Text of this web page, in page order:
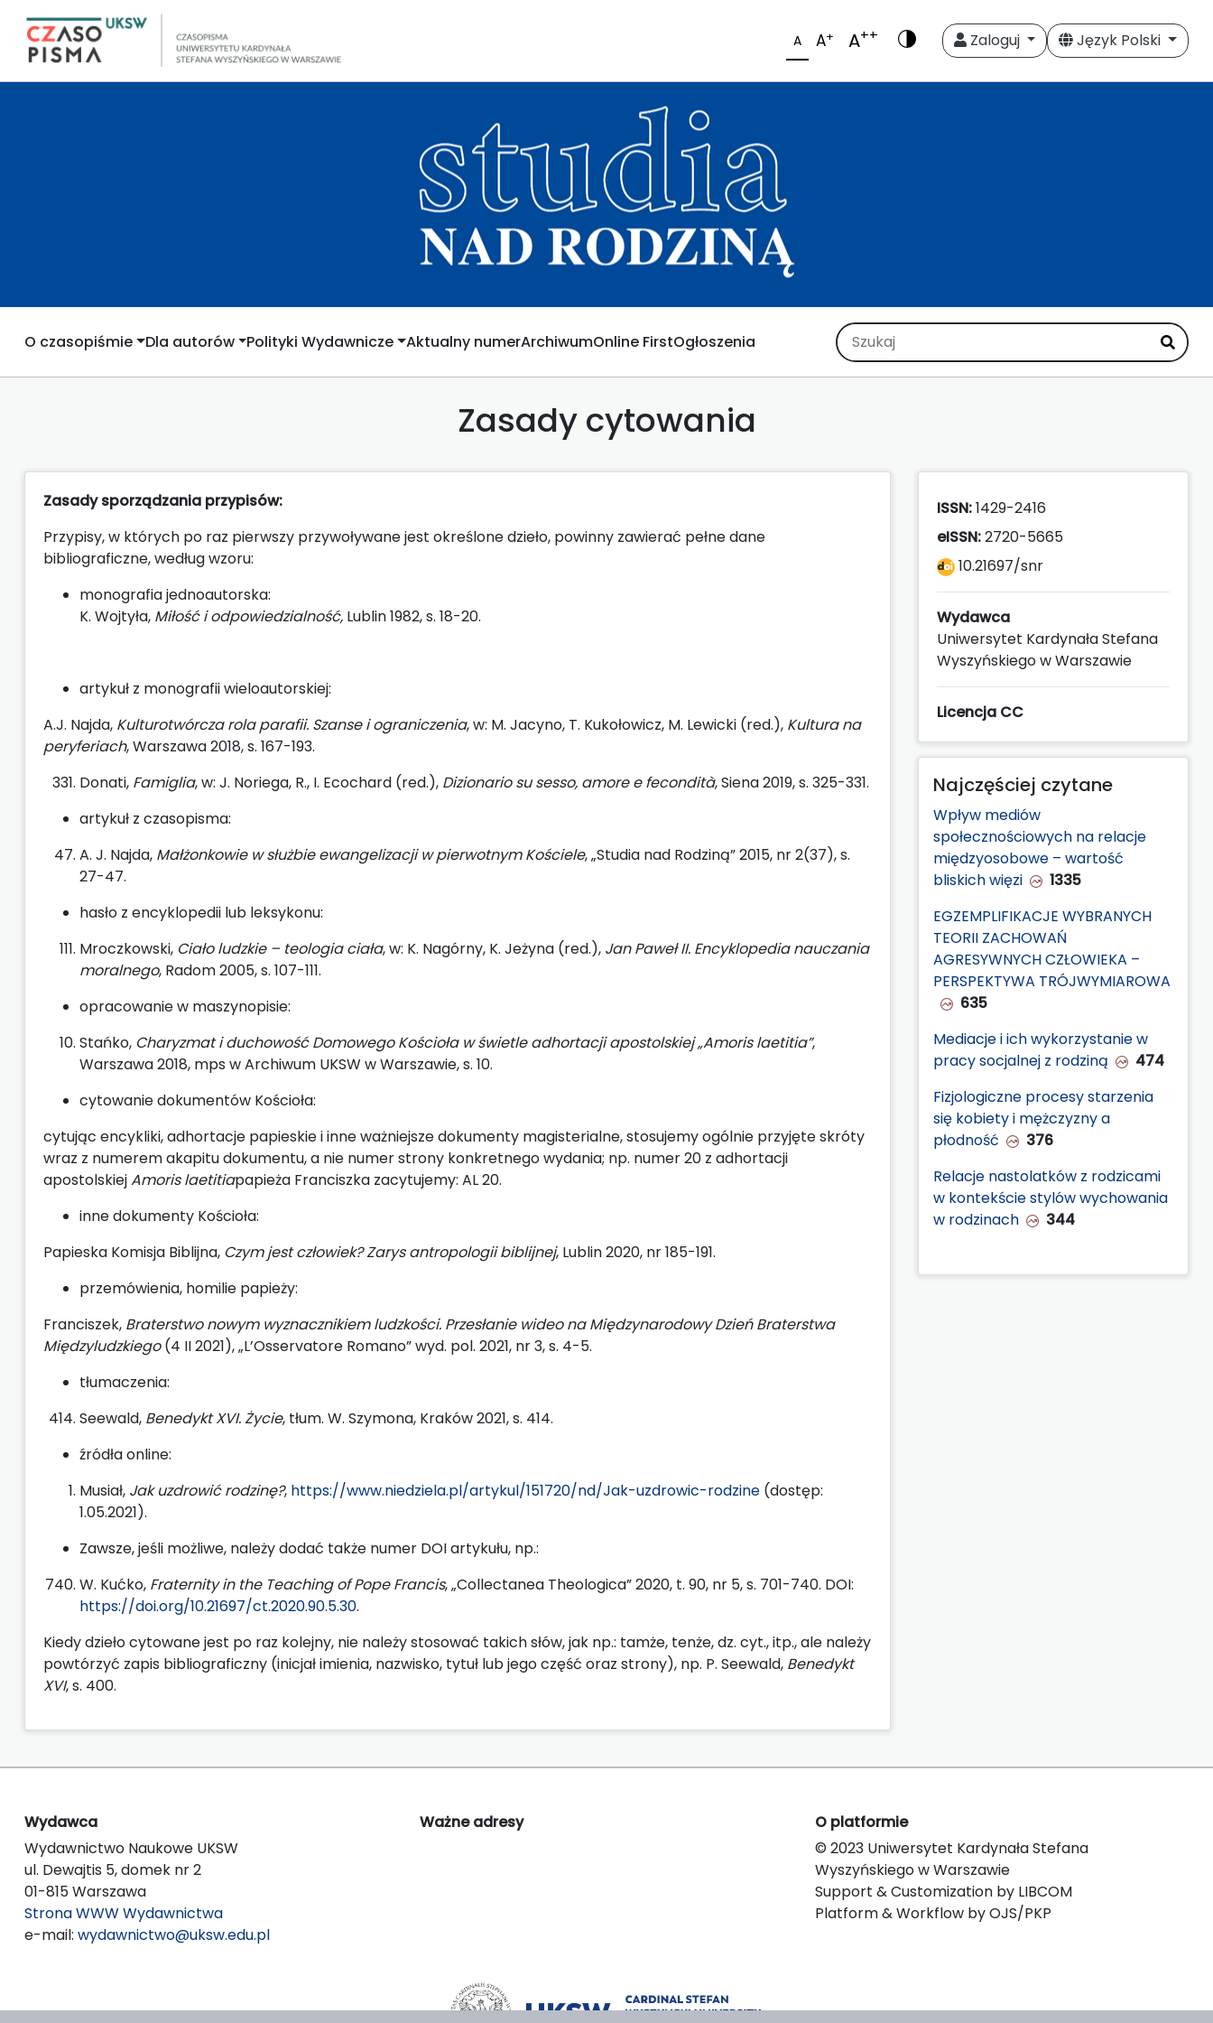
A A+ A++ Zaloguj Język Polski
O czasopiśmie Dla autorów Polityki Wydawnicze Aktualny numerArchiwumOnline FirstOgłoszenia
Zasady cytowania
Zasady sporządzania przypisów:
Przypisy, w których po raz pierwszy przywoływane jest określone dzieło, powinny zawierać pełne dane
bibliograficzne, według wzoru:
monografia jednoautorska:
K. Wojtyła, Miłość i odpowiedzialność, Lublin 1982, s. 18-20.
artykuł z monografii wieloautorskiej:
A.J. Najda, Kulturotwórcza rola parafii. Szanse i ograniczenia, w: M. Jacyno, T. Kukołowicz, M. Lewicki (red.), Kultura na
peryferiach, Warszawa 2018, s. 167-193.
Donati, Famiglia, w: J. Noriega, R., I. Ecochard (red.), Dizionario su sesso, amore e fecondità, Siena 2019, s. 325-331.
artykuł z czasopisma:
A. J. Najda, Małżonkowie w służbie ewangelizacji w pierwotnym Kościele, „Studia nad Rodziną” 2015, nr 2(37), s.
27-47.
hasło z encyklopedii lub leksykonu:
Mroczkowski, Ciało ludzkie – teologia ciała, w: K. Nagórny, K. Jeżyna (red.), Jan Paweł II. Encyklopedia nauczania
moralnego, Radom 2005, s. 107-111.
opracowanie w maszynopisie:
Stańko, Charyzmat i duchowość Domowego Kościoła w świetle adhortacji apostolskiej „Amoris laetitia”,
Warszawa 2018, mps w Archiwum UKSW w Warszawie, s. 10.
cytowanie dokumentów Kościoła:
cytując encykliki, adhortacje papieskie i inne ważniejsze dokumenty magisterialne, stosujemy ogólnie przyjęte skróty
wraz z numerem akapitu dokumentu, a nie numer strony konkretnego wydania; np. numer 20 z adhortacji
apostolskiejAmoris laetitiapapieża Franciszka zacytujemy: AL 20.
inne dokumenty Kościoła:
Papieska Komisja Biblijna, Czym jest człowiek? Zarys antropologii biblijnej, Lublin 2020, nr 185-191.
przemówienia, homilie papieży:
Franciszek, Braterstwo nowym wyznacznikiem ludzkości. Przesłanie wideo na Międzynarodowy Dzień Braterstwa
Międzyludzkiego(4 II 2021), „L’Osservatore Romano” wyd. pol. 2021, nr 3, s. 4-5.
tłumaczenia:
Seewald, Benedykt XVI. Życie, tłum. W. Szymona, Kraków 2021, s. 414.
źródła online:
Musiał, Jak uzdrowić rodzinę?, https://www.niedziela.pl/artykul/151720/nd/Jak-uzdrowic-rodzine (dostęp:
1.05.2021).
Zawsze, jeśli możliwe, należy dodać także numer DOI artykułu, np.:
W. Kućko, Fraternity in the Teaching of Pope Francis, „Collectanea Theologica” 2020, t. 90, nr 5, s. 701-740. DOI:
https://doi.org/10.21697/ct.2020.90.5.30.
Kiedy dzieło cytowane jest po raz kolejny, nie należy stosować takich słów, jak np.: tamże, tenże, dz. cyt., itp., ale należy
powtórzyć zapis bibliograficzny (inicjał imienia, nazwisko, tytuł lub jego część oraz strony), np. P. Seewald, Benedykt
XVI, s. 400.
ISSN:1429-2416
eISSN:2720-5665
10.21697/snr
Wydawca
Uniwersytet Kardynała Stefana
Wyszyńskiego w Warszawie
Licencja CC
Najczęściej czytane
Wpływ mediów
społecznościowych na relacje
międzyosobowe – wartość
bliskich więzi
1335
EGZEMPLIFIKACJE WYBRANYCH
TEORII ZACHOWAŃ
AGRESYWNYCH CZŁOWIEKA –
PERSPEKTYWA TRÓJWYMIAROWA
635
Mediacje i ich wykorzystanie w
pracy socjalnej z rodziną
474
Fizjologiczne procesy starzenia
się kobiety i mężczyzny a
płodność
376
Relacje nastolatków z rodzicami
w kontekście stylów wychowania
w rodzinach
344
Wydawca
Wydawnictwo Naukowe UKSW
ul. Dewajtis 5, domek nr 2
01-815 Warszawa
Strona WWW Wydawnictwa
e-mail: wydawnictwo@uksw.edu.pl
Ważne adresy
O platformie
© 2023 Uniwersytet Kardynała Stefana
Wyszyńskiego w Warszawie
Support & Customization by LIBCOM
Platform & Workflow by OJS/PKP